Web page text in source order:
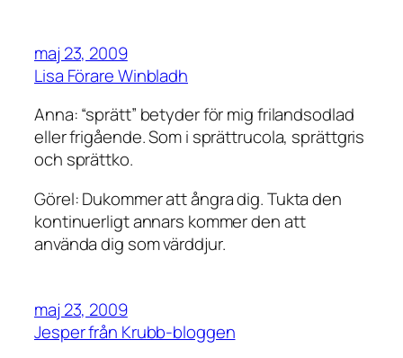
maj 23, 2009
Lisa Förare Winbladh
Anna: “sprätt” betyder för mig frilandsodlad
eller frigående. Som i sprättrucola, sprättgris
och sprättko.
Görel: Dukommer att ångra dig. Tukta den
kontinuerligt annars kommer den att
använda dig som värddjur.
maj 23, 2009
Jesper från Krubb-bloggen